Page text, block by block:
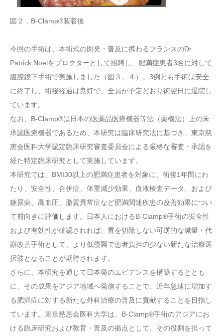
図２．B-Clamp®装着後
今回の手術は、本術式の開発・普及に携わるフランスのDr.
Patrick Noelをプロクターとして招聘し、肥満症患者3名に対して
腹腔鏡下手術で実施しました（図３、４）。3例とも手術は安全
に終了し、術後経過は良好で、全員が予定どおり術翌日に退院し
ています。
なお、B-Clamp®は日本の医薬品医療機器等法（薬機法）上の未
承認医療機器であるため、本研究は臨床研究法に基づき、東京慈
恵会医科大学認定臨床研究審査委員会による厳格な審査・承認を
経た特定臨床研究として実施しています。
本研究では、BMI30以上の肥満症患者を対象に、術後1年間にわ
たり、安全性、合併症、体重減少効果、血液検査データ、および
糖尿病、高血圧、脂質異常症など肥満関連疾患の改善効果につい
て前向きに評価します。日本人におけるB-Clamp®手術の安全性
および有効性が確認されれば、胃を切除しない可逆的な減量・代
謝改善手術として、より低侵襲で患者負担の少ない新たな治療選
択肢となることが期待されます。
さらに、本研究を通じて日本発のエビデンスを構築するととも
に、その成果をアジア地域へ発信することで、近年急速に増加す
る肥満症に対する新たな外科治療の普及に貢献することを目指し
ています。東京慈恵会医科大学は、B-Clamp®手術のアジアにお
ける臨床研究および教育・普及の拠点として、その役割を担って